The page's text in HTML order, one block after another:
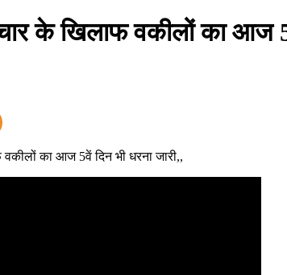
के खिलाफ वकीलों का आज
वकीलों का आज 5वें दिन भी धरना जारी,,